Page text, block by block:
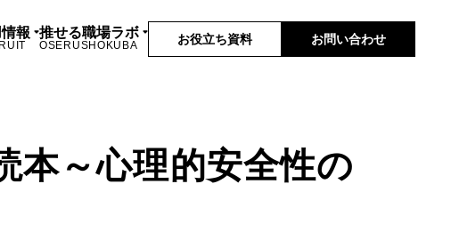
報 推せる職場ラボ
OSERUSHOKUBA お役立ち資料 お問い合わせ
本～心理的安全性の